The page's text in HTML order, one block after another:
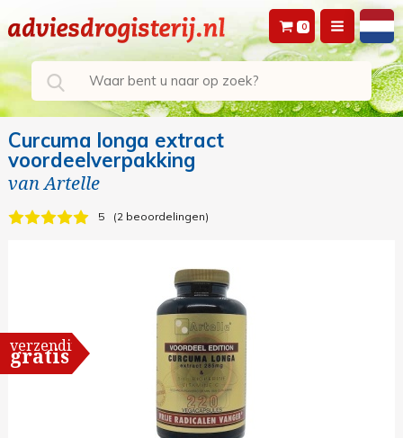
0
Curcuma longa extract
voordeelverpakking
vanArtelle
5 2 beoordelingen
verzending
gratis